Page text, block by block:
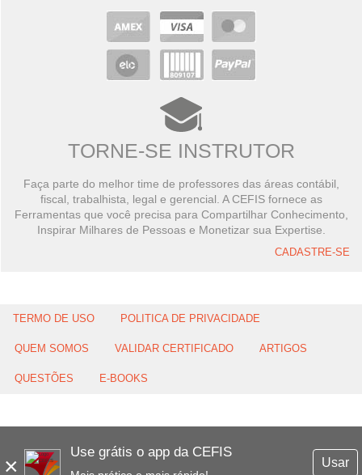
×
Use grátis o app da CEFIS
Usar
TORNE-SE INSTRUTOR
Faça parte do melhor time de professores das áreas contábil,
fiscal, trabalhista, legal e gerencial. A CEFIS fornece as
Ferramentas que você precisa para Compartilhar Conhecimento,
Inspirar Milhares de Pessoas e Monetizar sua Expertise.
CADASTRE-SE
TERMO DE USO POLITICA DE PRIVACIDADE
QUEM SOMOS VALIDAR CERTIFICADO ARTIGOS
QUESTÕES E-BOOKS